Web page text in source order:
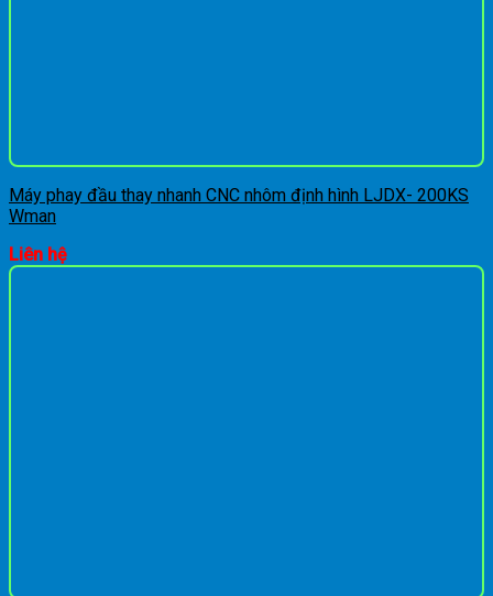
Máy phay đầu thay nhanh CNC nhôm định hình LJDX- 200KS
Wman
Liên hệ